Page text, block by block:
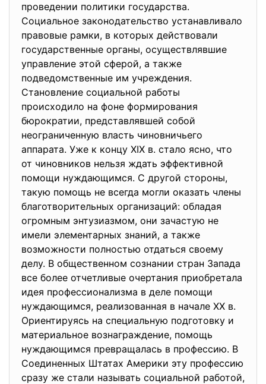
проведении политики государства.
Социальное законодательство устанавливало
правовые рамки, в которых действовали
государственные органы, осуществлявшие
управление этой сферой, а также
подведомственные им учреждения.
Становление социальной работы
происходило на фоне формирования
бюрократии, представлявшей собой
неограниченную власть чиновничьего
аппарата. Уже к концу XIX в. стало ясно, что
от чиновников нельзя ждать эффективной
помощи нуждающимся. С другой стороны,
такую помощь не всегда могли оказать члены
благотворительных организаций: обладая
огромным энтузиазмом, они зачастую не
имели элементарных знаний, а также
возможности полностью отдаться своему
делу. В общественном сознании стран Запада
все более отчетливые очертания приобретала
идея профессионализма в деле помощи
нуждающимся, реализованная в начале XX в.
Ориентируясь на специальную подготовку и
материальное вознаграждение, помощь
нуждающимся превращалась в профессию. В
Соединенных Штатах Америки эту профессию
сразу же стали называть социальной работой,